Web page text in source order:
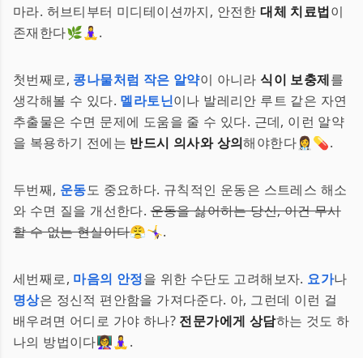
마라. 허브티부터 미디테이션까지, 안전한대체 치료법이
존재한다🌿🧘‍♀️.
첫번째로, 콩나물처럼 작은 알약이 아니라 식이 보충제를
생각해볼 수 있다. 멜라토닌이나 발레리안 루트 같은 자연
추출물은 수면 문제에 도움을 줄 수 있다. 근데, 이런 알약
을 복용하기 전에는 반드시 의사와 상의해야한다👩‍⚕️💊.
두번째, 운동도 중요하다. 규칙적인 운동은 스트레스 해소
와 수면 질을 개선한다.운동을 싫어하는 당신, 이건 무시
할 수 없는 현실이다😤🤸‍♀️.
세번째로, 마음의 안정을 위한 수단도 고려해보자. 요가나
명상은 정신적 편안함을 가져다준다. 아, 그런데 이런 걸
배우려면 어디로 가야 하나? 전문가에게 상담하는 것도 하
나의 방법이다👩‍🏫🧘‍♀️.